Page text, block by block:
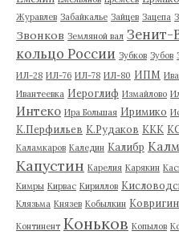
Журавлев Забайкалье Зайцев Зацепа
Звонков Земляной вал Зенит-
кольцо России Зубков Зубов
ИЛ-28 ИЛ-76 ИЛ-78 ИЛ-80 ИПМ
Ивантеевка Иероглиф Измайлово
Интеко Ира Большая Иримико
К.Перфильев К.Рудаков ККК
Каламкаров Каледин Калибр
Капустин Карелия Карякин
Кимры Кирвас Кириллов
Клязьма Князев Кобылкин
Континент Коньков Копылов